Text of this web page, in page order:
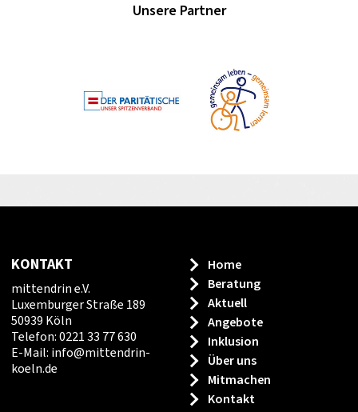
Unsere Partner
KONTAKT
mittendrin e.V.
Luxemburger Straße 189
50939 Köln
Telefon: 0221 33 77 630
E-Mail: info@mittendrin-
koeln.de
Home
Beratung
Aktuell
Angebote
Inklusion
Über uns
Mitmachen
Kontakt